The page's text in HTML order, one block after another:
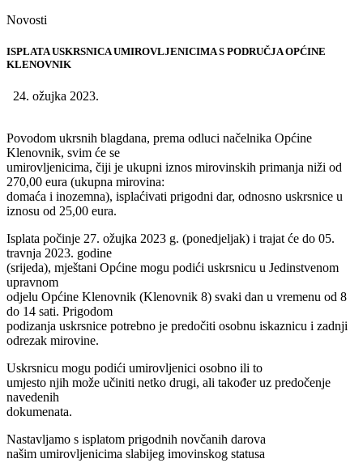
Novosti
ISPLATA USKRSNICA UMIROVLJENICIMA S PODRUČJA OPĆINE
KLENOVNIK
24. ožujka 2023.
Povodom ukrsnih blagdana, prema odluci načelnika Općine
Klenovnik, svim će se
umirovljenicima, čiji je ukupni iznos mirovinskih primanja niži od
270,00 eura (ukupna mirovina:
domaća i inozemna), isplaćivati prigodni dar, odnosno uskrsnice u
iznosu od 25,00 eura.
Isplata počinje 27. ožujka 2023 g. (ponedjeljak) i trajat će do 05.
travnja 2023. godine
(srijeda), mještani Općine mogu podići uskrsnicu u Jedinstvenom
upravnom
odjelu Općine Klenovnik (Klenovnik 8) svaki dan u vremenu od 8
do 14 sati. Prigodom
podizanja uskrsnice potrebno je predočiti osobnu iskaznicu i zadnji
odrezak mirovine.
Uskrsnicu mogu podići umirovljenici osobno ili to
umjesto njih može učiniti netko drugi, ali također uz predočenje
navedenih
dokumenata.
Nastavljamo s isplatom prigodnih novčanih darova
našim umirovljenicima slabijeg imovinskog statusa